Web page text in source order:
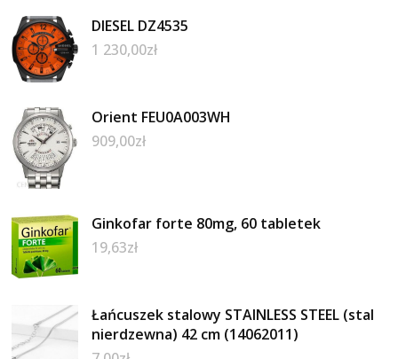
DIESEL DZ4535
1 230,00zł
Orient FEU0A003WH
909,00zł
Ginkofar forte 80mg, 60 tabletek
19,63zł
Łańcuszek stalowy STAINLESS STEEL (stal
nierdzewna) 42 cm (14062011)